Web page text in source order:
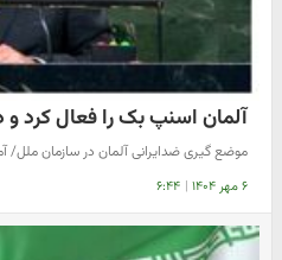
آلمان اسنپ بک را فعال کرد
موضع گیری ضدایرانی آلمان در سازمان ملل/
۶ مهر ۱۴۰۴ | ۶:۴۴